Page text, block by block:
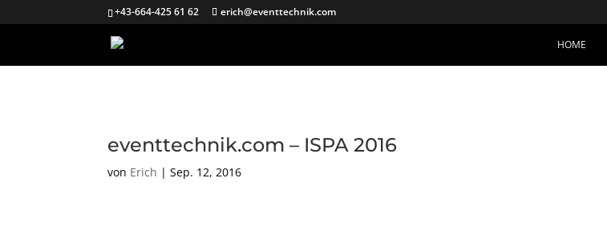
+43-664-425 61 62 erich@eventtechnik.com
HOME
eventtechnik.com – ISPA 2016
von Erich |Sep. 12, 2016